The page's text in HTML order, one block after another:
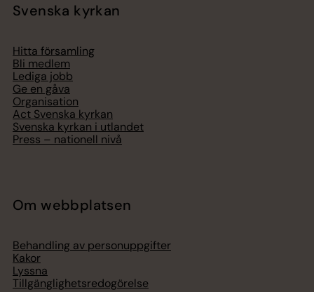
Svenska kyrkan
Hitta församling
Bli medlem
Lediga jobb
Ge en gåva
Organisation
Act Svenska kyrkan
Svenska kyrkan i utlandet
Press – nationell nivå
Om webbplatsen
Behandling av personuppgifter
Kakor
Lyssna
Tillgänglighetsredogörelse